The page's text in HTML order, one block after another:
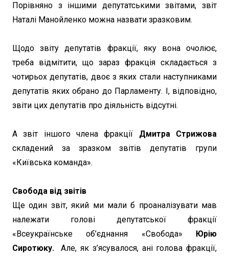
Порівняно з іншими депутатськими звітами, звіт
Наталі Манойленко можна назвати зразковим.
Щодо звіту депутатів фракції, яку вона очолює,
треба відмітити, що зараз фракція складається з
чотирьох депутатів, двоє з яких стали наступниками
депутатів яких обрано до Парламенту. І, відповідно,
звіти цих депутатів про діяльність відсутні.
А звіт іншого члена фракції Дмитра Стрижова
складений за зразком звітів депутатів групи
«Київська команда».
Свобода від звітів
Ще один звіт, який ми мали б проаналізувати мав
належати голові депутатської фракції
«Всеукраїнське об’єднання «Свобода»
Юрію
Сиротюку.Але, як з’ясувалося, ані голова фракції,